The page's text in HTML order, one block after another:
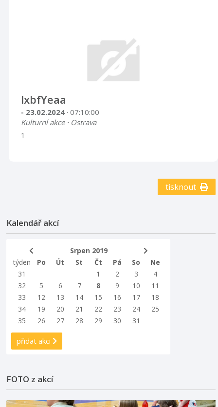
lxbfYeaa
- 23.02.2024 · 07:10:00
Kulturní akce · Ostrava
1
tisknout
Kalendář akcí
Srpen 2019
týden
Po Út St Čt Pá So
Ne
31
1 2 3
4
32
5 6 7 8 9 10
11
33
12 13 14 15 16 17
18
34
19 20 21 22 23 24
25
35
26 27 28 29 30 31
přidat akci
FOTO z akcí